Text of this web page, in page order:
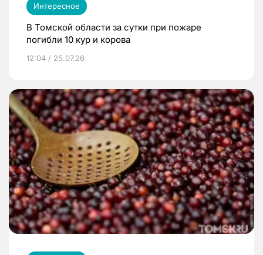
Интересное
В Томской области за сутки при пожаре
погибли 10 кур и корова
12:04 / 25.07.26